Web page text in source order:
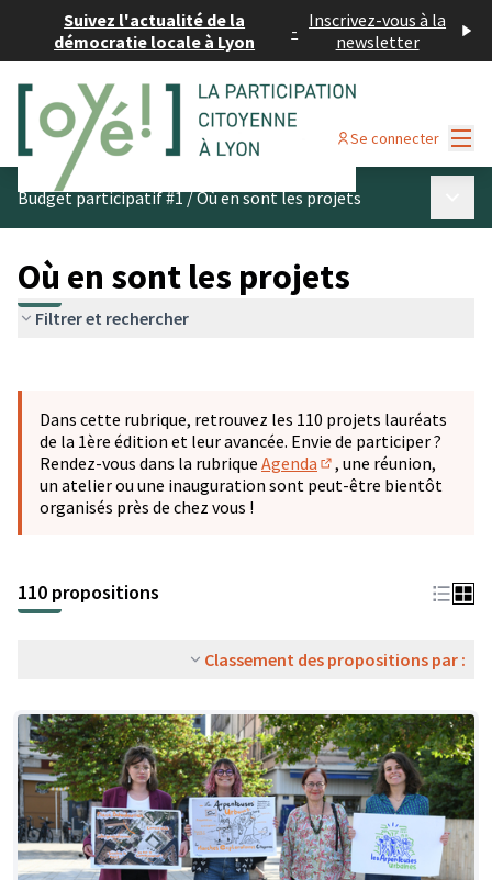
Suivez l'actualité de la
démocratie locale à Lyon
- Inscrivez-vous à la
newsletter
Se connecter
Budget participatif #1/Où en sont les projets
Où en sont les projets
Filtrer et rechercher
−
Dans cette rubrique, retrouvez les 110 projets lauréats
de la 1ère édition et leur avancée. Envie de participer ?
Rendez-vous dans la rubrique Agenda
(S'ouvre dans un
, une réunion,
un atelier ou une inauguration sont peut-être bientôt
organisés près de chez vous !
110 propositions
Classement des propositions par :